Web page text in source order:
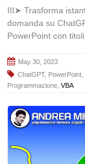
III➤ Trasforma
domanda su
PowerPoint con
May 30, 2023
ChatGPT, PowerPoint
Programmazione VBA